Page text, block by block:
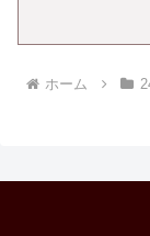
ホーム